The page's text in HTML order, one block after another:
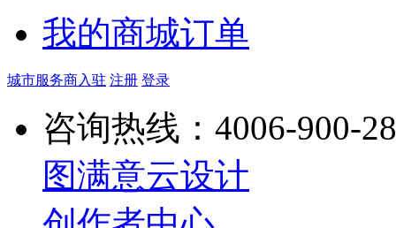
我的商城订单
城市服务商入驻 注册 登录
咨询热线： 4006-900-
图满意云设计